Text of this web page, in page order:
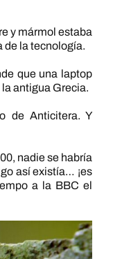
y mármol estaba
de la tecnología.
que una laptop
antigua Grecia.
de Anticitera. Y
nadie se habría
así existía… ¡es
a la BBC el